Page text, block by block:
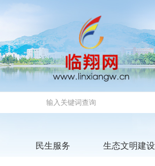
民生服务 生态文明建设